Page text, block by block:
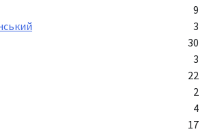
9
3
30
3
22
2
4
17